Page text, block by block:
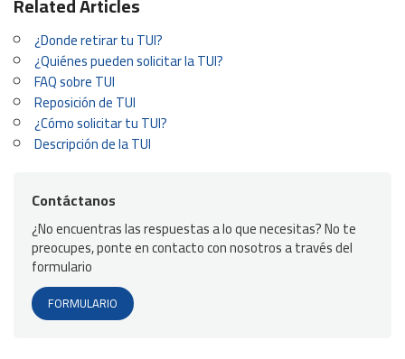
¿Donde retirar tu TUI?
¿Quiénes pueden solicitar la TUI?
FAQ sobre TUI
Reposición de TUI
¿Cómo solicitar tu TUI?
Descripción de la TUI
Contáctanos
¿No encuentras las respuestas a lo que necesitas? No te
preocupes, ponte en contacto con nosotros a través del
formulario
FORMULARIO